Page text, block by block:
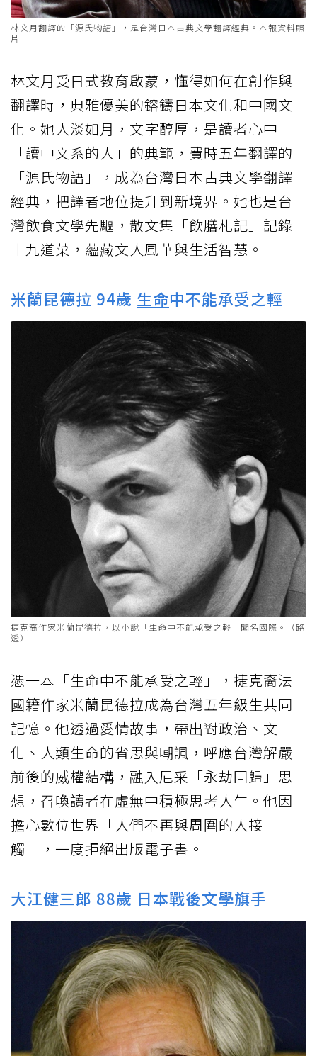
林文月翻譯的「源氏物語」，是台灣日本古典文學翻譯經典。本報資料照
片
林文月受日式教育啟蒙，懂得如何在創作與
翻譯時，典雅優美的鎔鑄日本文化和中國文
化。她人淡如月，文字醇厚，是讀者心中
「讀中文系的人」的典範，費時五年翻譯的
「源氏物語」，成為台灣日本古典文學翻譯
經典，把譯者地位提升到新境界。她也是台
灣飲食文學先驅，散文集「飲膳札記」記錄
十九道菜，蘊藏文人風華與生活智慧。
米蘭昆德拉 94歲 生命中不能承受之輕
捷克裔作家米蘭昆德拉，以小說「生命中不能承受之輕」聞名國際。（路
透）
憑一本「生命中不能承受之輕」，捷克裔法
國籍作家米蘭昆德拉成為台灣五年級生共同
記憶。他透過愛情故事，帶出對政治、文
化、人類生命的省思與嘲諷，呼應台灣解嚴
前後的威權結構，融入尼采「永劫回歸」思
想，召喚讀者在虛無中積極思考人生。他因
擔心數位世界「人們不再與周圍的人接
觸」，一度拒絕出版電子書。
大江健三郎 88歲 日本戰後文學旗手